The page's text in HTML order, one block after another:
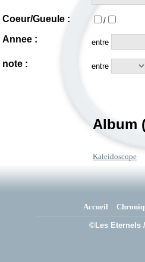
Coeur/Gueule : /
Annee : entre
note : entre
Album
Kaleidoscope
Accueil
©Les Eternels